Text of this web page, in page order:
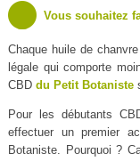
Vous souhaitez
Chaque huile de
légale qui comporte
CBD du Petit Botaniste
Pour les débutants
effectuer un premier
Botaniste. Pourquoi ?